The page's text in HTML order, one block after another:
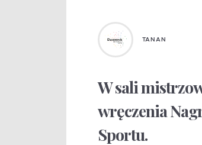
TANAN
W sali
wręczenia
Sportu.